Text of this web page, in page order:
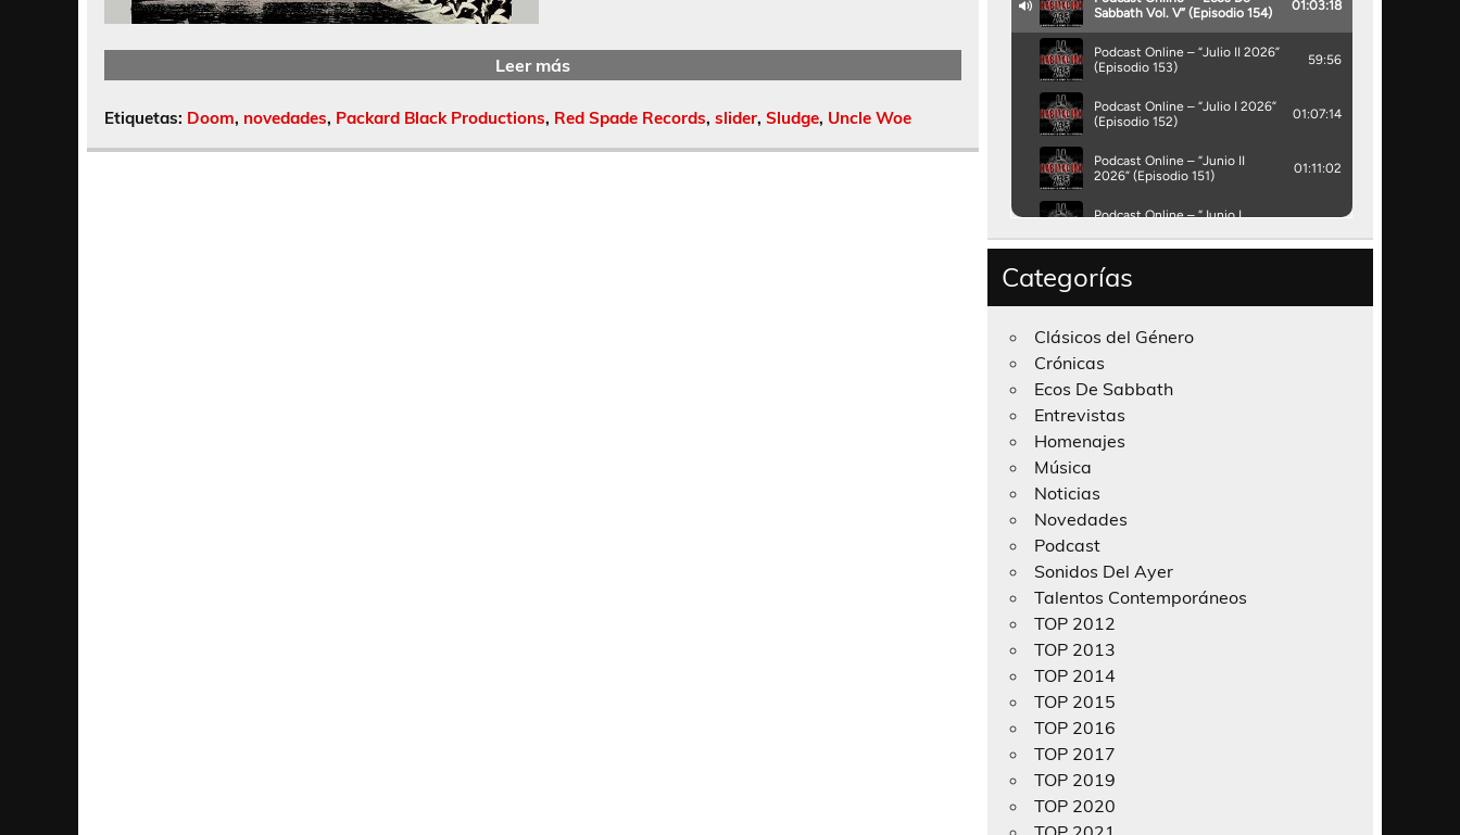
Leer más
Etiquetas: Doom, novedades, Packard Black Productions, Red Spade Records, slider, Sludge, Uncle Woe
Categorías
Clásicos del Género
Crónicas
Ecos De Sabbath
Entrevistas
Homenajes
Música
Noticias
Novedades
Podcast
Sonidos Del Ayer
Talentos Contemporáneos
TOP 2012
TOP 2013
TOP 2014
TOP 2015
TOP 2016
TOP 2017
TOP 2019
TOP 2020